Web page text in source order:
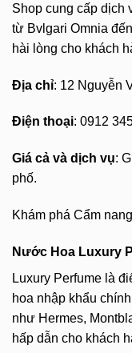
Shop cung cấp dịch
từ Bvlgari Omnia
hài lòng cho khách
Địa chỉ: 12 Nguyễn
Điện thoại: 0912
Giá cả và dịch vụ:
phố.
Khám phá Cẩm
Nước Hoa Luxury
Luxury Perfume là
hoa nhập khẩu
như Hermes,
hấp dẫn cho khách